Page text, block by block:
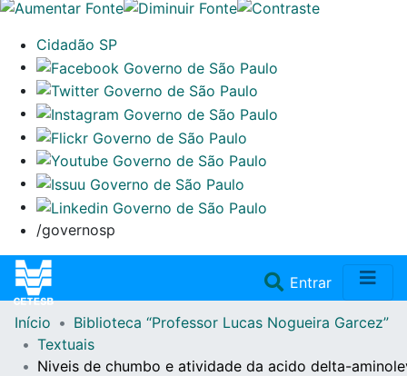
Cidadão SP
/governosp
Entrar(current)
Home
Início
Biblioteca “Professor Lucas Nogueira Garcez”
Textuais
Niveis de chumbo e atividade da acido delta-